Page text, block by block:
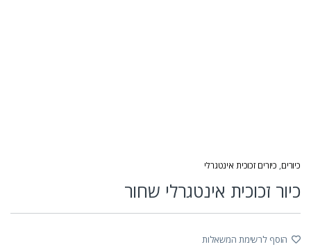
כיורים, כיורים זכוכית אינטגרלי
כיור זכוכית אינטגרלי שחור
הוסף לרשימת המשאלות